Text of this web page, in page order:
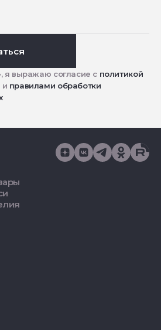
я выражаю согласие с политикой
и правилами обработки